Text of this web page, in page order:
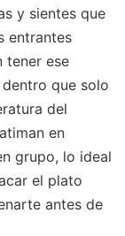
y sientes que
entrantes
tener ese
que solo
del
en
grupo, lo ideal
el plato
antes de